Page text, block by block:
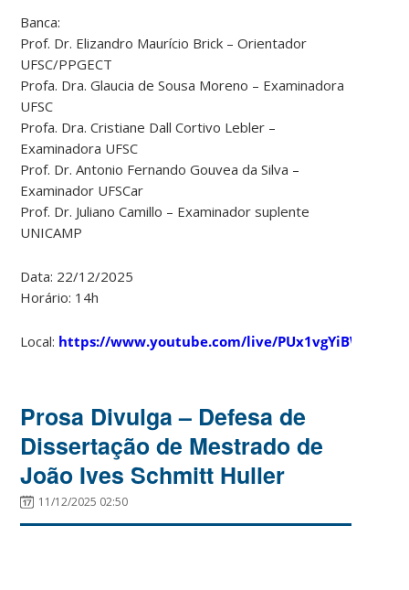
Banca:
Prof. Dr. Elizandro Maurício Brick – Orientador
UFSC/PPGECT
Profa. Dra. Glaucia de Sousa Moreno – Examinadora
UFSC
Profa. Dra. Cristiane Dall Cortivo Lebler –
Examinadora UFSC
Prof. Dr. Antonio Fernando Gouvea da Silva –
Examinador UFSCar
Prof. Dr. Juliano Camillo – Examinador suplente
UNICAMP
Data: 22/12/2025
Horário: 14h
Local: https://www.youtube.com/live/PUx1vgYiBW4
Prosa Divulga – Defesa de
Dissertação de Mestrado de
João Ives Schmitt Huller
11/12/2025 02:50